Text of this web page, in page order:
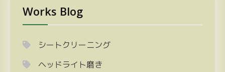
Works Blog
シートクリーニング
ヘッドライト磨き